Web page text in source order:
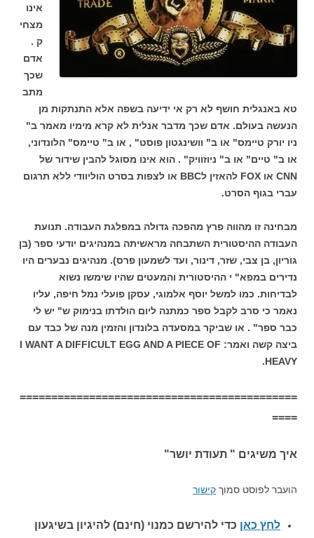
אינו
מצחי
ק .
אדם
שכך
מתב
טא באנגלית חושף לא רק אי ידיעה בשפה אלא התנתקות מן
הנעשה בעולם. אדם שכך מדבר אנלית לא קרא מימיו מאמר ב"
ניו יורק טיימס" או ב" וושינגטון פוסט" , או ב" טיימס" הלונדוני,
או ב" טיים" או ב" ניוזוויק" . הוא אינו מסוגל להבין שידור של
CNN או FOX להאזין לBBC או לצפות בסרט הוליוודי ללא תרגום
עברי בגוף הסרט.
מבחינה זו מהווה פרץ מהפכה גדולה במפלגת העבודה. תנועת
העבודה ההיסטורית השתבחה מראשיתה במנהיגים יודעי ספר (בן
גוריון, בן צבי, שזר, דינור, ועד לשמעון פרס). מנהיגים נבערים היו
נדירים במפא" י ההיסטורית והמעטים שהיו שימשו נשוא
לבדיחות. כמו למשל יוסף אלמוגי, עסקן פועלי נמל חיפה, עליו
נאמר כי סרב לקבל ספר כמתנה ליום הולדתו בנימוק ש" יש לי
כבר ספר" . או שביקר במסעדה בלונדון והזמין מנה של כבד עם
ביצה קשה ואמר: I WANT A DIFFICULT EGG AND A PIECE OF
HEAVY.
============================================
====
איך משיגים " תעודת יושר"
הועבר לפוסט סמוך קישור
לחץ כאן כדי להירשם כמנוי (חינם) להיגיון בשיגעון